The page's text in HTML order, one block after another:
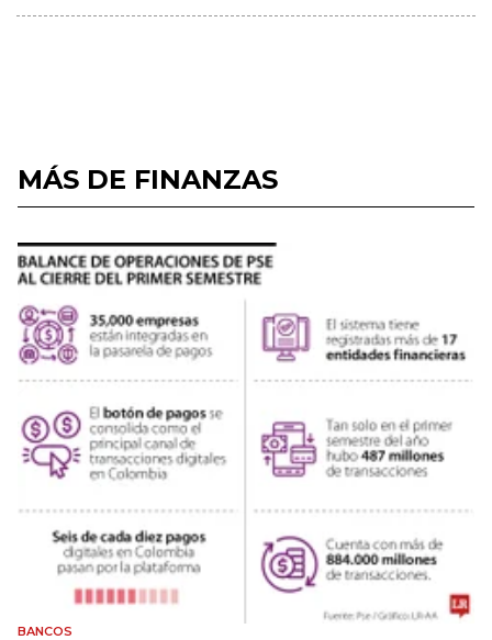
MÁS DE FINANZAS
BANCOS